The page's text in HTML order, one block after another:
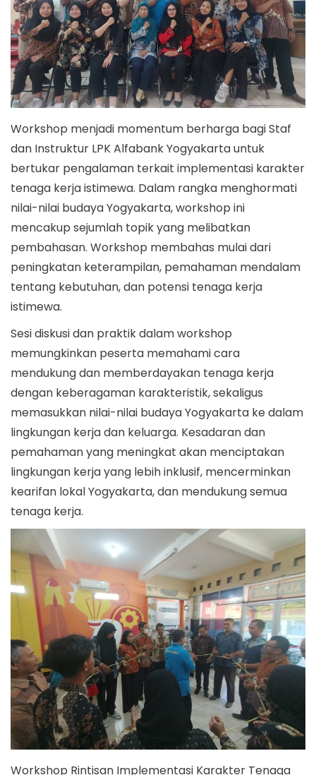
Workshop menjadi momentum berharga bagi Staf
dan Instruktur LPK Alfabank Yogyakarta untuk
bertukar pengalaman terkait implementasi karakter
tenaga kerja istimewa. Dalam rangka menghormati
nilai-nilai budaya Yogyakarta, workshop ini
mencakup sejumlah topik yang melibatkan
pembahasan. Workshop membahas mulai dari
peningkatan keterampilan, pemahaman mendalam
tentang kebutuhan, dan potensi tenaga kerja
istimewa.
Sesi diskusi dan praktik dalam workshop
memungkinkan peserta memahami cara
mendukung dan memberdayakan tenaga kerja
dengan keberagaman karakteristik, sekaligus
memasukkan nilai-nilai budaya Yogyakarta ke dalam
lingkungan kerja dan keluarga. Kesadaran dan
pemahaman yang meningkat akan menciptakan
lingkungan kerja yang lebih inklusif, mencerminkan
kearifan lokal Yogyakarta, dan mendukung semua
tenaga kerja.
Workshop Rintisan Implementasi Karakter Tenaga